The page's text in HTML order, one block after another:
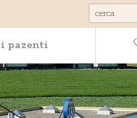
Soccorso &
pazenti